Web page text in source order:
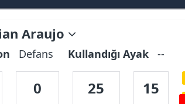
Araujo
Defans Kullandığı Ayak --
0 25 15